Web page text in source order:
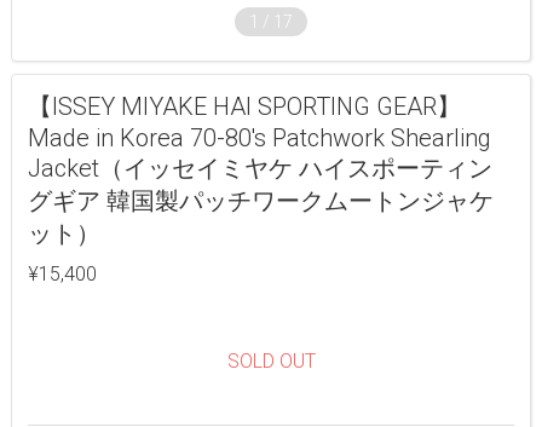
1 / 17
【ISSEY MIYAKE HAI SPORTING GEAR】
Made in Korea 70-80's Patchwork Shearling
Jacket（イッセイミヤケ ハイスポーティン
グギア 韓国製パッチワークムートンジャケ
ット）
¥15,400
SOLD OUT